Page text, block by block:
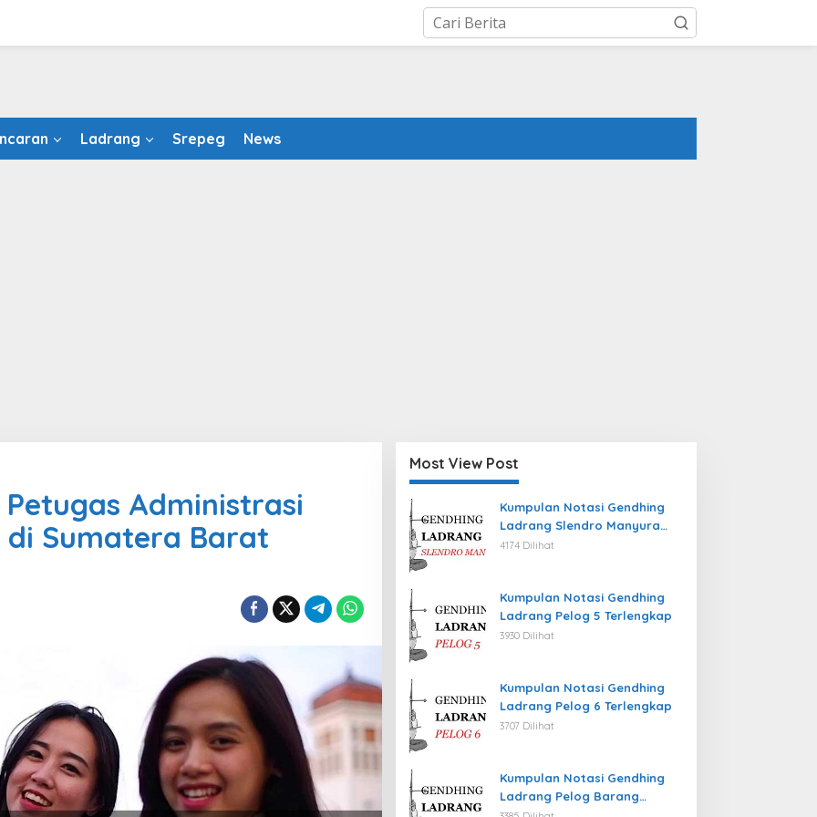
Ladrang Srepeg News
Administrasi
di Sumatera Barat
Most View Post
Kumpulan Notasi Gendhing
Ladrang Slendro Manyura
Terlengkap
4174 Dilihat
Kumpulan Notasi Gendhing
Ladrang Pelog 5 Terlengkap
3930 Dilihat
Kumpulan Notasi Gendhing
Ladrang Pelog 6 Terlengkap
3707 Dilihat
Kumpulan Notasi Gendhing
Ladrang Pelog Barang